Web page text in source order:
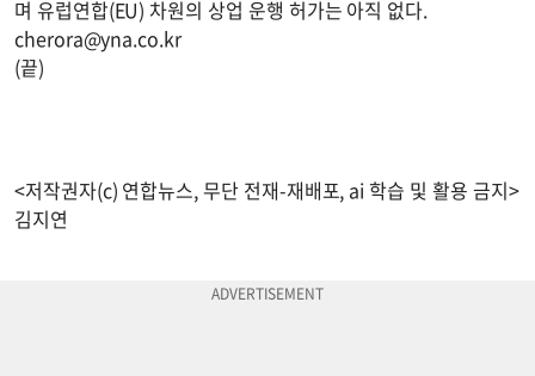
며 유럽연합(EU) 차원의 상업 운행 허가는 아직 없다.
cherora@yna.co.kr
(끝)
<저작권자(c) 연합뉴스, 무단 전재-재배포, ai 학습 및 활용 금지>
김지연